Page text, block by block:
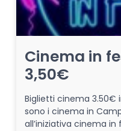
Cinema in
3,50€
Biglietti cinema 3.50€
sono i cinema in
all’iniziativa cinema in